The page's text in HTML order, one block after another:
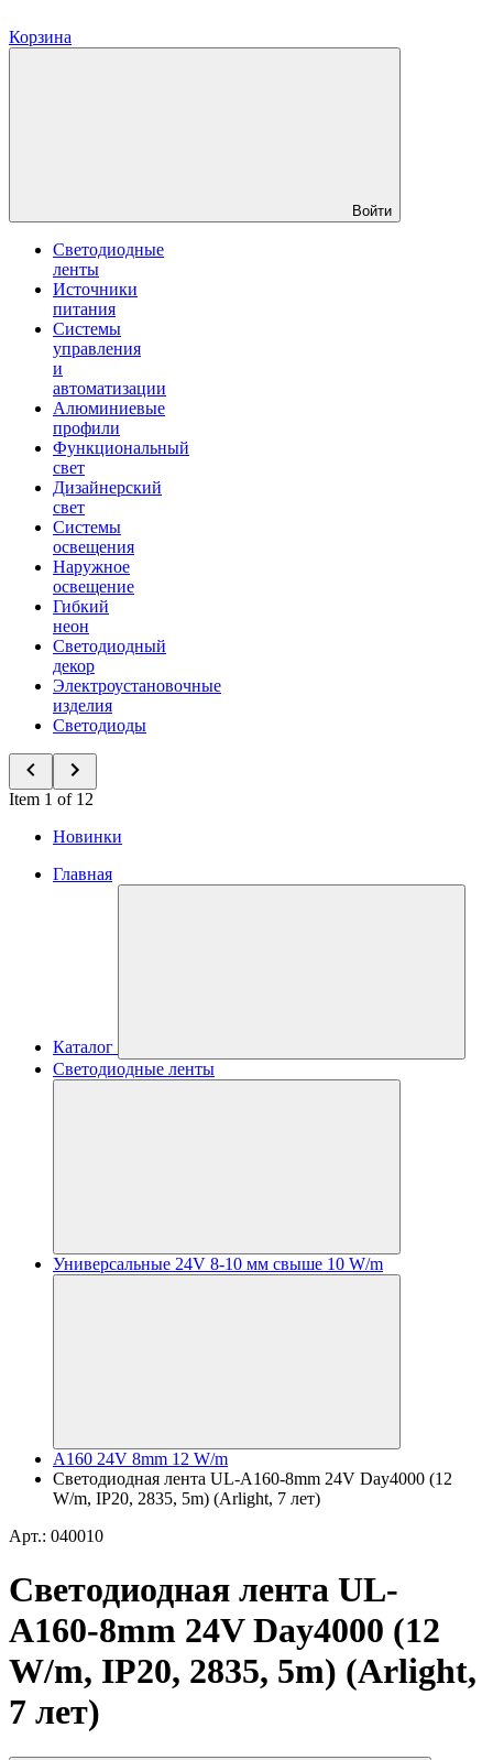
Корзина
Войти
Светодиодные
ленты
Источники
питания
Системы
управления
и
автоматизации
Алюминиевые
профили
Функциональный
свет
Дизайнерский
свет
Системы
освещения
Наружное
освещение
Гибкий
неон
Светодиодный
декор
Электроустановочные
изделия
Светодиоды
Item 1 of 12
Новинки
Главная
Каталог
Светодиодные ленты
Универсальные 24V 8-10 мм свыше 10 W/m
A160 24V 8mm 12 W/m
Светодиодная лента UL-A160-8mm 24V Day4000 (12
W/m, IP20, 2835, 5m) (Arlight, 7 лет)
Арт.: 040010
Светодиодная лента UL-
A160-8mm 24V Day4000 (12
W/m, IP20, 2835, 5m) (Arlight,
7 лет)